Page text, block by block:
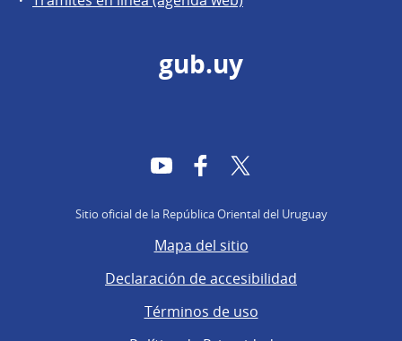
gub.uy
YouTubeFacebook
Sitio oficial de la República Oriental del Uruguay
Mapa del sitio
Declaración de accesibilidad
Términos de uso